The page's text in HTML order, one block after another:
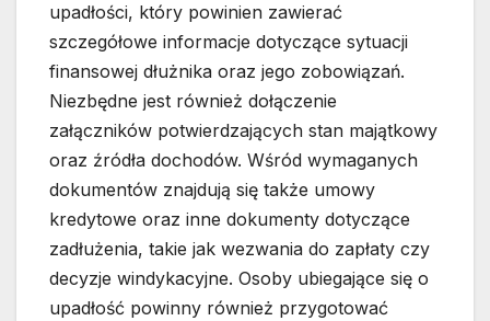
upadłości, który powinien zawierać
szczegółowe informacje dotyczące sytuacji
finansowej dłużnika oraz jego zobowiązań.
Niezbędne jest również dołączenie
załączników potwierdzających stan majątkowy
oraz źródła dochodów. Wśród wymaganych
dokumentów znajdują się także umowy
kredytowe oraz inne dokumenty dotyczące
zadłużenia, takie jak wezwania do zapłaty czy
decyzje windykacyjne. Osoby ubiegające się o
upadłość powinny również przygotować